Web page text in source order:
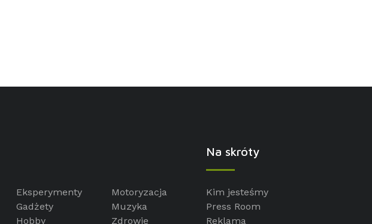
Eksperymenty
Gadżety
Hobby
Motoryzacja
Muzyka
Zdrowie
Na skróty
Kim jesteśmy
Press Room
Reklama